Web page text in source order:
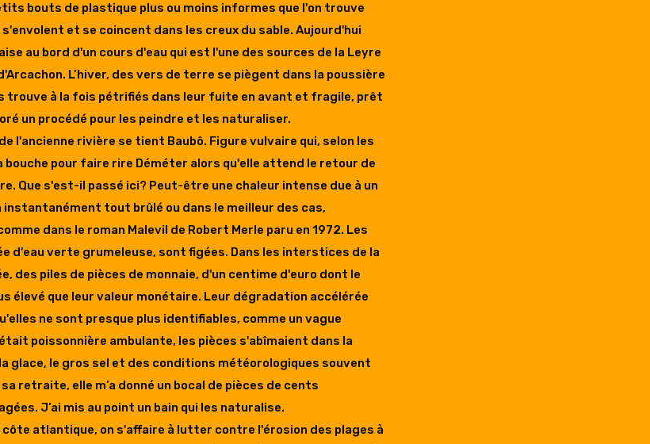
bouts de plastique plus ou moins informes que l'on trouve
s'envolent et se coincent dans les creux du sable. Aujourd'hui
au bord d'un cours d'eau qui est l'une des sources de la Leyre
L’hiver, des vers de terre se piègent dans la poussière
trouve à la fois pétrifiés dans leur fuite en avant et fragile, prêt
un procédé pour les peindre et les naturaliser.
l'ancienne rivière se tient Baubô. Figure vulvaire qui, selon les
pour faire rire Déméter alors qu'elle attend le retour de
Que s'est-il passé ici? Peut-être une chaleur intense due à un
tout brûlé ou dans le meilleur des cas,
dans le roman Malevil de Robert Merle paru en 1972. Les
d'eau verte grumeleuse, sont figées. Dans les interstices de la
des piles de pièces de monnaie, d'un centime d'euro dont le
élevé que leur valeur monétaire. Leur dégradation accélérée
ne sont presque plus identifiables, comme un vague
poissonnière ambulante, les pièces s'abîmaient dans la
glace, le gros sel et des conditions météorologiques souvent
retraite, elle m’a donné un bocal de pièces de cents
J’ai mis au point un bain qui les naturalise.
côte atlantique, on s'affaire à lutter contre l'érosion des plages à